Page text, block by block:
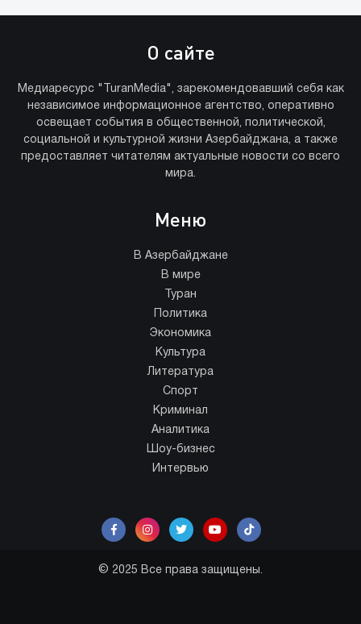
О сайте
Медиаресурс "TuranMedia", зарекомендовавший себя как
независимое информационное агентство, оперативно
освещает события в общественной, политической,
социальной и культурной жизни Азербайджана, а также
предоставляет читателям актуальные новости со всего
мира.
Меню
В Азербайджане
В мире
Туран
Политика
Экономика
Культура
Литература
Спорт
Криминал
Аналитика
Шоу-бизнес
Интервью
© 2025 Все права защищены.